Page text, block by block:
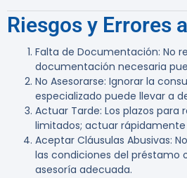
Riesgos y Errores
Falta de Documentación: No
documentación necesaria
No Asesorarse: Ignorar la
especializado puede llevar a
Actuar Tarde: Los plazos
limitados; actuar rápidamente
Aceptar Cláusulas Abusivas:
las condiciones del préstamo
asesoría adecuada.